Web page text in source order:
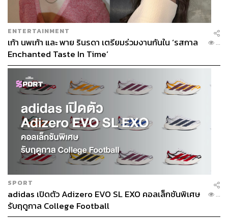
ENTERTAINMENT
เก้า นพเก้า และ พาย รินรดา เตรียมร่วมงานกันใน ‘รสกาล
Enchanted Taste In Time’
...
SPORT
adidas เปิดตัว Adizero EVO SL EXO คอลเล็กชันพิเศษ
รับฤดูกาล College Football
...